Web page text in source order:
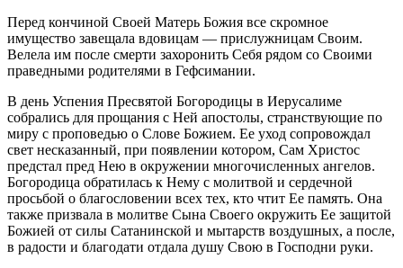
Перед кончиной Своей Матерь Божия все скромное
имущество завещала вдовицам — прислужницам Своим.
Велела им после смерти захоронить Себя рядом со Своими
праведными родителями в Гефсимании.
В день Успения Пресвятой Богородицы в Иерусалиме
собрались для прощания с Ней апостолы, странствующие по
миру с проповедью о Слове Божием. Ее уход сопровождал
свет несказанный, при появлении котором, Сам Христос
предстал пред Нею в окружении многочисленных ангелов.
Богородица обратилась к Нему с молитвой и сердечной
просьбой о благословении всех тех, кто чтит Ее память. Она
также призвала в молитве Сына Своего окружить Ее защитой
Божией от силы Сатанинской и мытарств воздушных, а после,
в радости и благодати отдала душу Свою в Господни руки.